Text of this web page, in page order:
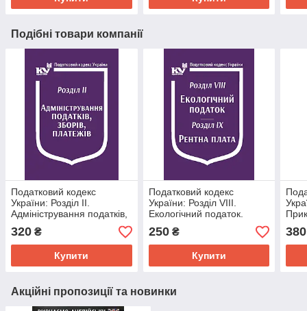
Подібні товари компанії
Податковий кодекс
України: Розділ ІІ.
Адміністрування податків,
зборів, платежів
320 ₴
Купити
Податковий кодекс
України: Розділ VIII.
Екологічний податок.
Розділ IX. Рентна плата
250₴
Купити
380
Акційні пропозиції та новинки